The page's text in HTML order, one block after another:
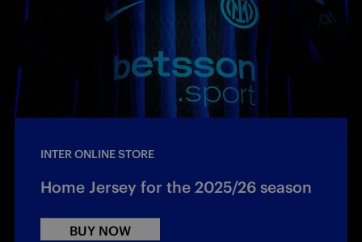
INTER ONLINE STORE
Home Jersey for the 2025/26 season
BUY NOW